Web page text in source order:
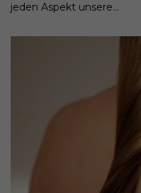
jeden Aspekt unsere...